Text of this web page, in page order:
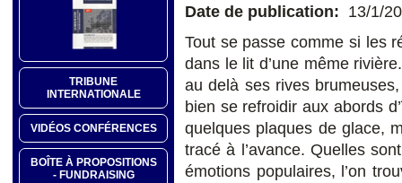
TRIBUNE
INTERNATIONALE
VIDÉOS CONFÉRENCES
BOÎTE À PROPOSITIONS
- FUNDRAISING
Date de publication: 13/1/
Tout se passe comme si les
dans le lit d’une même
au delà ses rives
bien se refroidir aux abords
quelques plaques de glace,
tracé à l’avance. Quelles
émotions populaires, l’on